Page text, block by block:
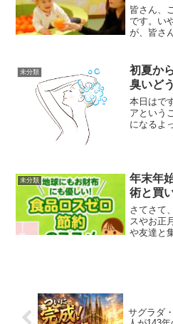
皆さん、
です。い
が、皆さ
へやら、
りました
未分類
初夏か
臭いど
本日はで
アという
になるよ
私は髪の
未分類
年末年
術と買
さてさて
スやお正
や友達と
サグラダ